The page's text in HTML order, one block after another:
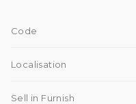
Code
Localisation
Sell in Furnish